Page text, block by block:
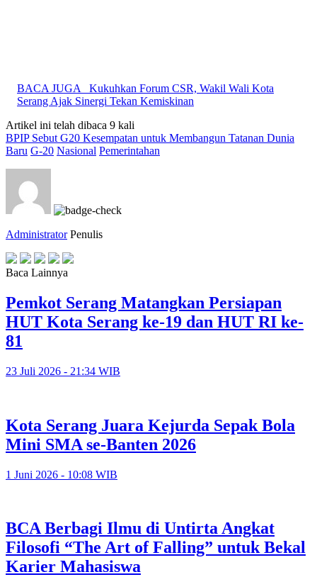
BACA JUGA
Kukuhkan Forum CSR, Wakil Wali Kota
Serang Ajak Sinergi Tekan Kemiskinan
Artikel ini telah dibaca 9 kali
BPIP Sebut G20 Kesempatan untuk Membangun Tatanan Dunia
Baru G-20 Nasional Pemerintahan
Administrator Penulis
Baca Lainnya
Pemkot Serang Matangkan Persiapan
HUT Kota Serang ke-19 dan HUT RI ke-
81
23 Juli 2026 - 21:34 WIB
Kota Serang Juara Kejurda Sepak Bola
Mini SMA se-Banten 2026
1 Juni 2026 - 10:08 WIB
BCA Berbagi Ilmu di Untirta Angkat
Filosofi “The Art of Falling” untuk Bekal
Karier Mahasiswa